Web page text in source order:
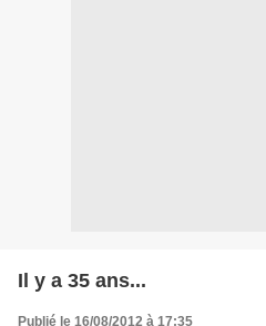
Il y a 35 ans...
Publié le 16/08/2012 à 17:35